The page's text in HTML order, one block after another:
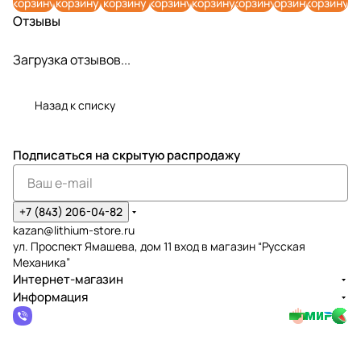
295890
7 (4 Ач)
2 24V
293920
G24X2U G24HP G24UC224V
29267295770
Отзывы
Загрузка отзывов...
Назад к списку
Подписаться на скрытую распродажу
+7 (843) 206-04-82
kazan@lithium-store.ru
ул. Проспект Ямашева, дом 11 вход в магазин “Русская
Механика”
Интернет-магазин
Информация